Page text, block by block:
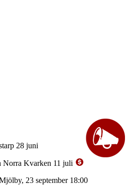
28 juni
Norra Kvarken 11 juli
23 september 18:00